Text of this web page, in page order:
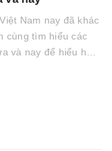
Nam nay đã khác
cùng tìm hiểu các
và nay để hiểu hơn